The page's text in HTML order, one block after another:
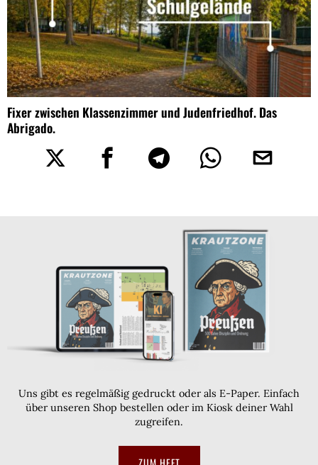
Fixer zwischen Klassenzimmer und Judenfriedhof. Das
Abrigado.
Uns gibt es regelmäßig gedruckt oder als E-Paper. Einfach
über unseren Shop bestellen oder im Kiosk deiner Wahl
zugreifen.